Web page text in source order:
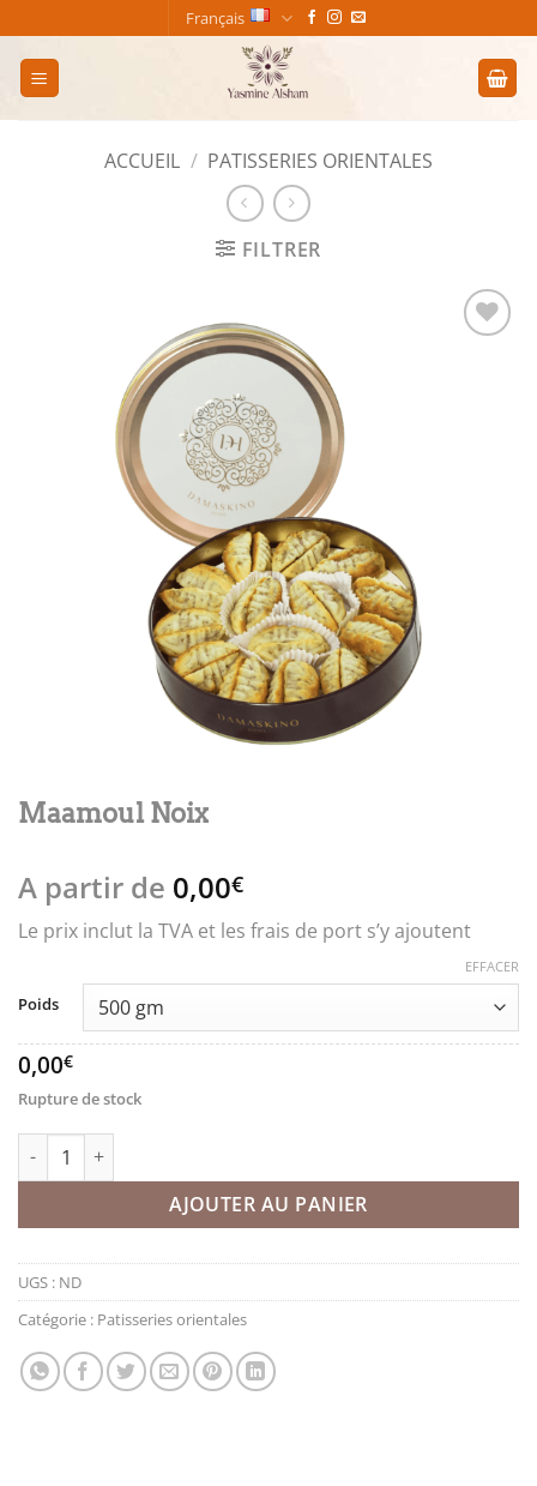
au
contenu
Français
ACCUEIL / PATISSERIES ORIENTALES
FILTRER
Maamoul Noix
A partir de 0,00€
Le prix inclut la TVA et les frais de port s’y ajoutent
Poids
EFFACER
0,00€
Rupture de stock
quantité de Maamoul Noix
AJOUTER AU PANIER
UGS : ND
Catégorie : Patisseries orientales